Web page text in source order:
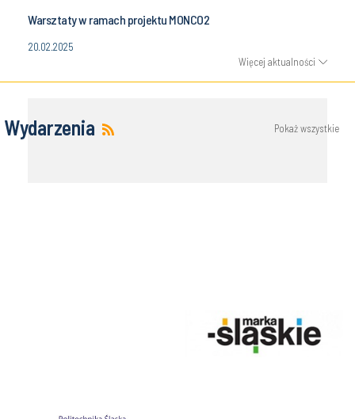
Warsztaty w ramach projektu MONCO2
20.02.2025
Więcej aktualności
Wydarzenia Pokaż wszystkie